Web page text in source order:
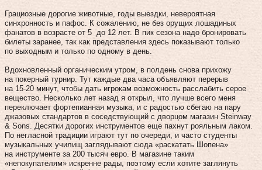
Грациозные дорогие животные, годы выездки, невероятная
синхронность и пафос. К сожалению, не без орущих лошадиных
фанатов в возрасте от 5 до 12 лет. В пик сезона надо бронировать
билеты заранее, так как представления здесь показывают только
по выходным и только по одному в день.
Вдохновленный органическим утром, в полдень снова прихожу
на покерный турнир. Тут каждые два часа объявляют перерыв
на 15‑20 минут, чтобы дать игрокам возможность расслабить серое
вещество. Несколько лет назад я открыл, что лучше всего меня
переключает фортепианная музыка, и с радостью сбегаю на пару
джазовых стандартов в соседствующий с дворцом магазин Steinway
& Sons. Десятки дорогих инструментов еще пахнут рояльным лаком.
По негласной традиции играют тут по очереди, и часто студенты
музыкальных училищ заглядывают сюда «раскатать Шопена»
на инструменте за 200 тысяч евро. В магазине таким
«непокупателям» искренне рады, поэтому если хотите заглянуть